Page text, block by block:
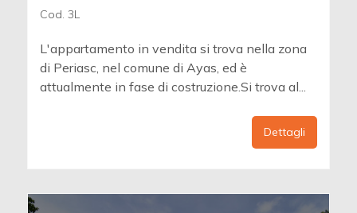
Cod. 3L
L'appartamento in vendita si trova nella zona
di Periasc, nel comune di Ayas, ed è
attualmente in fase di costruzione.Si trova al...
Dettagli